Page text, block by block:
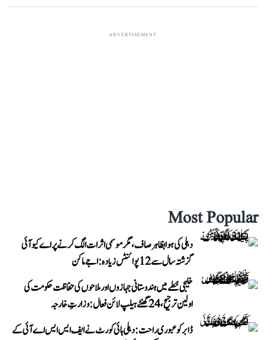
ADVERTISEMENT
Most Popular
دہلی کی ہوا بظاہر صاف، مگر موسمی اثرات الگ کرنے پر اے کیو آئی
گزشتہ سال سے 12 پوائنٹس زیادہ: اجے ماکن
خلیجی خطے میں ہندوستانی جہازوں اور ملاحوں کی حفاظت حکومت کی
اولین ترجیح، 24 گھنٹے ہیلپ لائن فعال: وزارتِ خارجہ
ڈابر کو عبوری راحت: دہلی ہائی کورٹ نے ایف ایس ایس اے آئی کے